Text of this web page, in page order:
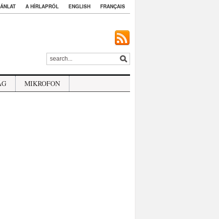
A HÍRLAPRÓL ENGLISH FRANÇAIS
MIKROFON